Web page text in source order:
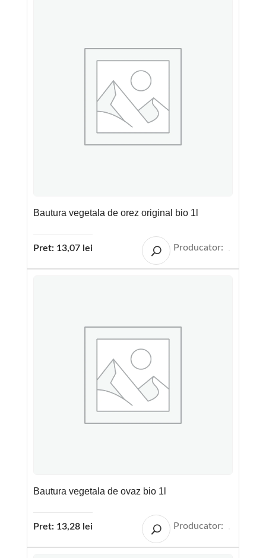
Bautura vegetala de orez original bio 1l
Pret: 13,07 lei Producator:
Bautura vegetala de ovaz bio 1l
Pret: 13,28 lei Producator: